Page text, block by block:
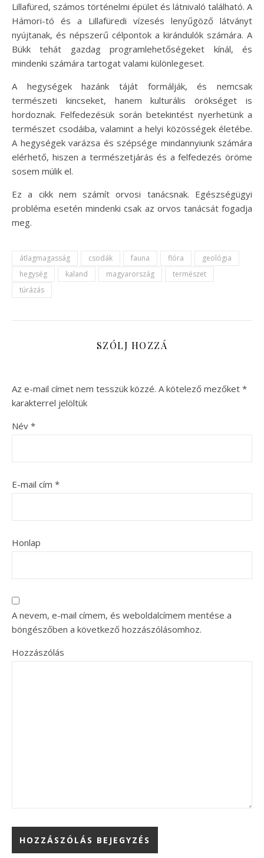
Lillafüred, számos történelmi épület és látnivaló található. A
Hámori-tó és a Lillafüredi vízesés lenyűgöző látványt
nyújtanak, és népszerű célpontok a kirándulók számára. A
Bükk tehát gazdag programlehetőségeket kínál, és
mindenki számára tartogat valami különlegeset.
A hegységek hazánk táját formálják, és nemcsak
természeti kincseket, hanem kulturális örökséget is
hordoznak. Felfedezésük során betekintést nyerhetünk a
természet csodáiba, valamint a helyi közösségek életébe.
A hegységek varázsa és szépsége mindannyiunk számára
elérhető, hiszen a természetjárás és a felfedezés öröme
sosem múlik el.
Ez a cikk nem számít orvosi tanácsnak. Egészségügyi
probléma esetén mindenki csak az orvos tanácsát fogadja
meg.
átlagmagasság csodák fauna flóra
geológia
hegység
kaland magyarország
természet
túrázás
SZÓLJ HOZZÁ
Az e-mail címet nem tesszük közzé. A kötelező mezőket *
karakterrel jelöltük
Név *
E-mail cím *
Honlap
A nevem, e-mail címem, és weboldalcímem mentése a
böngészőben a következő hozzászólásomhoz.
Hozzászólás